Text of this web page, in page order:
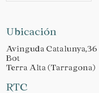
Ubicación
Avinguda Catalunya,36
Bot
Terra Alta (Tarragona)
RTC